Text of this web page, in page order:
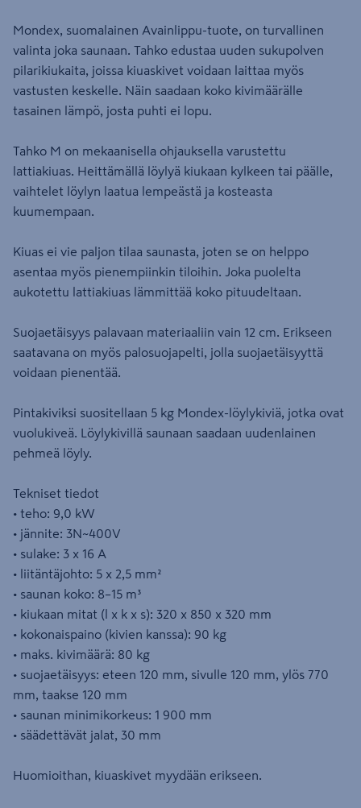
Mondex, suomalainen Avainlippu-tuote, on turvallinen
valinta joka saunaan. Tahko edustaa uuden sukupolven
pilarikiukaita, joissa kiuaskivet voidaan laittaa myös
vastusten keskelle. Näin saadaan koko kivimäärälle
tasainen lämpö, josta puhti ei lopu.
Tahko M on mekaanisella ohjauksella varustettu
lattiakiuas. Heittämällä löylyä kiukaan kylkeen tai päälle,
vaihtelet löylyn laatua lempeästä ja kosteasta
kuumempaan.
Kiuas ei vie paljon tilaa saunasta, joten se on helppo
asentaa myös pienempiinkin tiloihin. Joka puolelta
aukotettu lattiakiuas lämmittää koko pituudeltaan.
Suojaetäisyys palavaan materiaaliin vain 12 cm. Erikseen
saatavana on myös palosuojapelti, jolla suojaetäisyyttä
voidaan pienentää.
Pintakiviksi suositellaan 5 kg Mondex-löylykiviä, jotka ovat
vuolukiveä. Löylykivillä saunaan saadaan uudenlainen
pehmeä löyly.
Tekniset tiedot
• teho: 9,0 kW
• jännite: 3N~400V
• sulake: 3 x 16 A
• liitäntäjohto: 5 x 2,5 mm²
• saunan koko: 8–15 m³
• kiukaan mitat (l x k x s): 320 x 850 x 320 mm
• kokonaispaino (kivien kanssa): 90 kg
• maks. kivimäärä: 80 kg
• suojaetäisyys: eteen 120 mm, sivulle 120 mm, ylös 770
mm, taakse 120 mm
• saunan minimikorkeus: 1 900 mm
• säädettävät jalat, 30 mm
Huomioithan, kiuaskivet myydään erikseen.